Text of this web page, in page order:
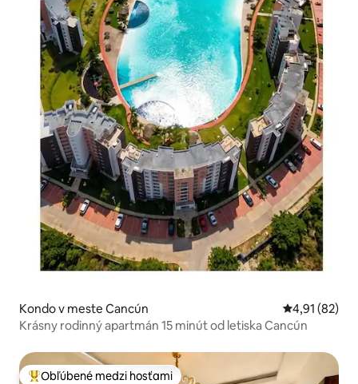
Kondo v meste Cancún Priemerné
4,91 (82)
Krásny rodinný apartmán 15 minút od letiska Cancún
Obľúbené medzi hosťami